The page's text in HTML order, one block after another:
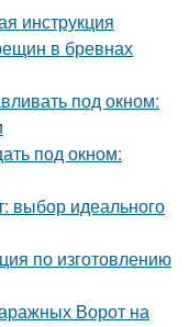
инструкция
в бревнах
под окном:
под окном:
выбор идеального
по изготовлению
Ворот на